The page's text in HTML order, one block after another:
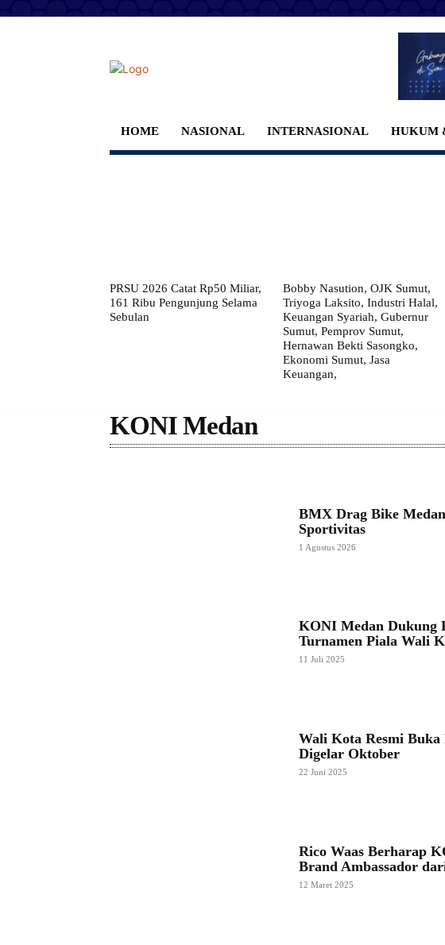
HOME NASIONAL INTERNASIONAL HUKUM
PRSU 2026 Catat Rp50 Miliar,
161 Ribu Pengunjung Selama
Sebulan
Bobby Nasution, OJK Sumut,
Triyoga Laksito, Industri Halal,
Keuangan Syariah, Gubernur
Sumut, Pemprov Sumut,
Hernawan Bekti Sasongko,
Ekonomi Sumut, Jasa
Keuangan,
KONI Medan
BMX Drag Bike
Sportivitas
1 Agustus 2026
KONI Medan Dukung
Turnamen Piala Wali
11 Juli 2025
Wali Kota Resmi
Digelar Oktober
22 Juni 2025
Rico Waas Berharap
Brand Ambassador
12 Maret 2025